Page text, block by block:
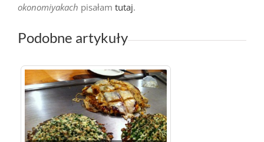
okonomiyakach pisałam tutaj.
Podobne artykuły